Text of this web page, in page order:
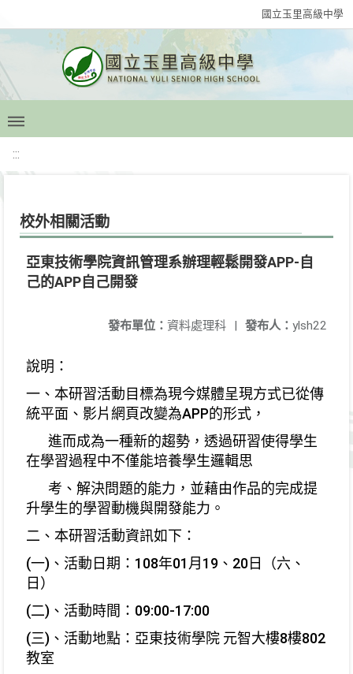
國立玉里高級中學
:::
校外相關活動
亞東技術學院資訊管理系辦理輕鬆開發APP-自
己的APP自己開發
發布人： ylsh22
發布單位： 資料處理科 |
說明：
一、本研習活動目標為現今媒體呈現方式已從傳
統平面、影片網頁改變為APP的形式，
進而成為一種新的趨勢，透過研習使得學生
在學習過程中不僅能培養學生邏輯思
考、解決問題的能力，並藉由作品的完成提
升學生的學習動機與開發能力。
二、本研習活動資訊如下：
(一)、活動日期：108年01月19、20日（六、
日）
(二)、活動時間：09:00-17:00
(三)、活動地點：亞東技術學院 元智大樓8樓802
教室